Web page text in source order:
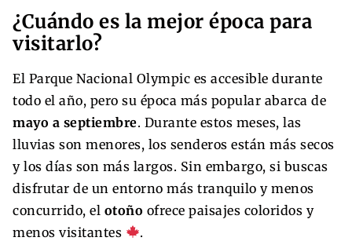
¿Cuándo es la mejor época para
visitarlo?
El Parque Nacional Olympic es accesible durante
todo el año, pero su época más popular abarca de
mayo a septiembre. Durante estos meses, las
lluvias son menores, los senderos están más secos
y los días son más largos. Sin embargo, si buscas
disfrutar de un entorno más tranquilo y menos
concurrido, el otoño ofrece paisajes coloridos y
menos visitantes
.